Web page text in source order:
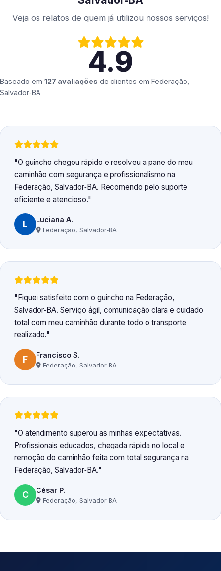
Veja os relatos de quem já utilizou nossos serviços!
4.9
Baseado em 127 avaliações de clientes em Federação,
Salvador‑BA
O guincho chegou rápido e resolveu a pane do meu
caminhão com segurança e profissionalismo na
Federação, Salvador‑BA. Recomendo pelo suporte
eficiente e atencioso.
L Luciana A.
Federação, Salvador‑BA
Fiquei satisfeito com o guincho na Federação,
Salvador‑BA. Serviço ágil, comunicação clara e cuidado
total com meu caminhão durante todo o transporte
realizado.
F Francisco S.
Federação, Salvador‑BA
O atendimento superou as minhas expectativas.
Profissionais educados, chegada rápida no local e
remoção do caminhão feita com total segurança na
Federação, Salvador‑BA.
C César P.
Federação, Salvador‑BA